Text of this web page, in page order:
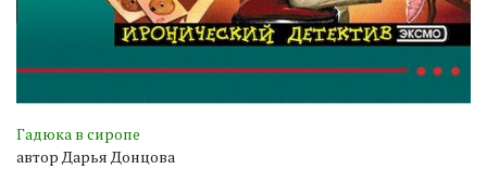
Гадюка в сиропе
автор Дарья Донцова